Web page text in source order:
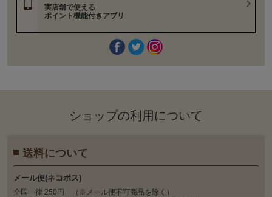
実店舗で使える
ポイント機能付きアプリ
ショップの利⽤について
送料について
メール便(ネコポス)
全国一律 250円 （※メール便不可商品を除く）